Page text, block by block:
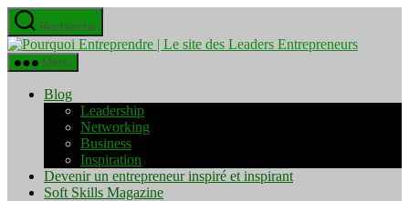
Aller
au
contenu
Recherche
Pourquoi
Menu
Blog
Leadership
Networking
Business
Inspiration
Devenir un entrepreneur inspiré et inspirant
Soft Skills Magazine